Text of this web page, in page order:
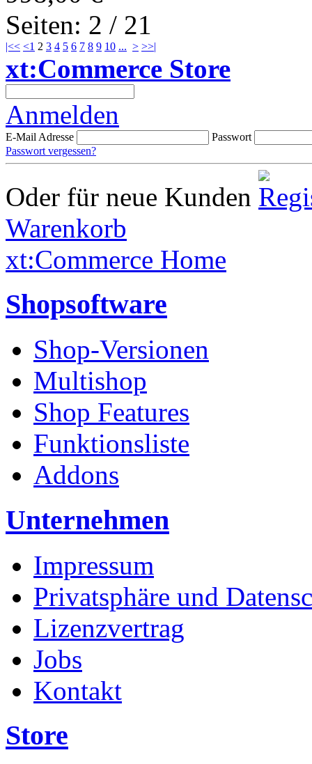
Seiten: 2 / 21
|<< <1 2 3 4 5 6 7 8 9 10 ... > >>|
xt:Commerce Store
Anmelden
E-Mail Adresse
Passwort
Passwort vergessen?
Oder für neue Kunden
Warenkorb
xt:Commerce Home
Shopsoftware
Shop-Versionen
Multishop
Shop Features
Funktionsliste
Addons
Unternehmen
Impressum
Privatsphäre und
Lizenzvertrag
Jobs
Kontakt
Store